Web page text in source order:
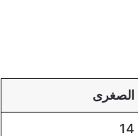
الصغرى
14